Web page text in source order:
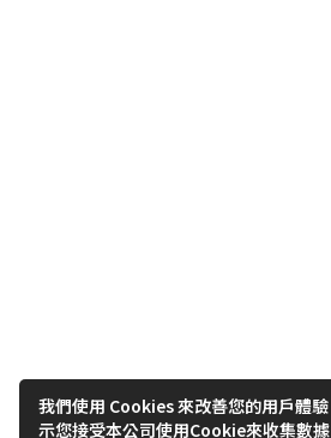
我們使用 Cookies 來改善您的用戶體
示您接受本公司使用Cookie來收集數據